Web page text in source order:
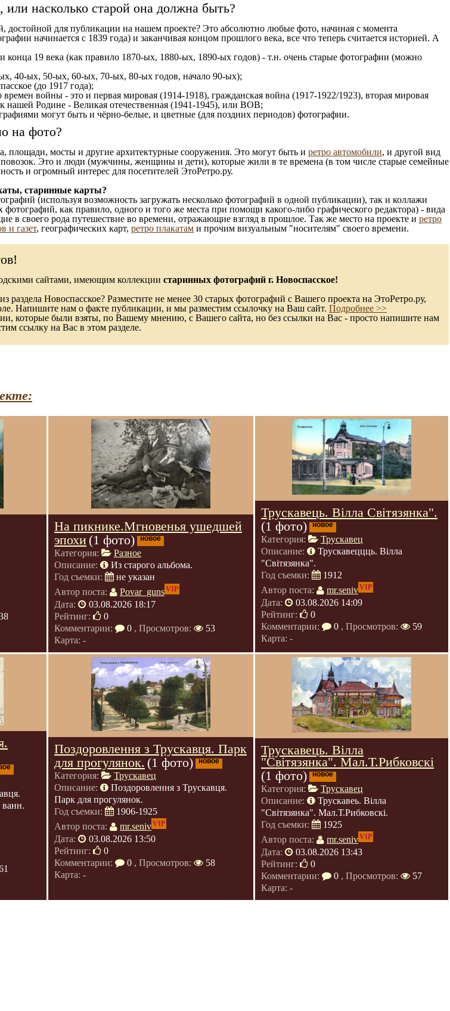
или насколько старой она должна быть?
достойной для публикации на нашем проекте? Это абсолютно любые фото, начиная c момента
начинается с 1839 года) и заканчивая концом прошлого века, все что теперь считается историей. А
конца 19 века (как правило 1870-ых, 1880-ых, 1890-ых годов) - т.н. очень старые фотографии (можно
40-ых, 50-ых, 60-ых, 70-ых, 80-ых годов, начало 90-ых);
(до 1917 года);
войны - это и первая мировая (1914-1918), гражданская война (1917-1922/1923), вторая мировая
нашей Родине - Великая отечественная (1941-1945), или ВОВ;
могут быть и чёрно-белые, и цветные (для поздних периодов) фотографии.
на фото?
площади, мосты и другие архитектурные сооружения. Это могут быть и ретро автомобили, и другой вид
Это и люди (мужчины, женщины и дети), которые жили в те времена (в том числе старые семейные
и огромный интерес для посетителей ЭтоРетро.ру.
старинные карты?
(используя возможность загружать несколько фотографий в одной публикации), так и коллажи
как правило, одного и того же места при помощи какого-либо графического редактора) - вида
в своего рода путешествие во времени, отражающие взгляд в прошлое. Так же место на проекте и ретро
и газет, географических карт, ретро плакатам и прочим визуальным "носителям" своего времени.
сайтами, имеющим коллекции старинных фотографий г. Новоспасское!
раздела Новоспасское? Разместите не менее 30 старых фотографий с Вашего проекта на ЭтоРетро.ру,
Напишите нам о факте публикации, и мы разместим ссылочку на Ваш сайт. Подробнее >>
которые были взяты, по Вашему мнению, с Вашего сайта, но без ссылки на Вас - просто напишите нам
ссылку на Вас в этом разделе.
На пикнике.Мгновенья ушедшей
эпохи (1 фото) новое
Категория:
Разное
Описание:
Из старого альбома.
Год съемки:
не указан
Автор поста:
Povar_gunsVIP
Дата:
03.08.2026 18:17
Рейтинг:
0
Комментарии:
0 , Просмотров:
53
Карта: -
Трускавець. Вілла Світязянка".
(1 фото)
новое
Категория:
Трускавец
Описание:
Трускавеццць. Вілла
"Світязянка".
Год съемки:
1912
Автор поста:
mr.senivVIP
Дата:
03.08.2026 14:09
Рейтинг:
0
Комментарии:
0 , Просмотров:
59
Карта: -
ванн.
Поздоровлення з Трускавця. Парк
для прогулянок. (1 фото) новое
Категория:
Трускавец
Описание:
Поздоровлення з Трускавця.
Парк для прогулянок.
Год съемки:
1906-1925
Автор поста:
mr.senivVIP
Дата:
03.08.2026 13:50
Рейтинг:
0
Комментарии:
0 , Просмотров:
58
Карта: -
Трускавець. Вілла
"Світязянка". Мал.Т.Рибковскі
(1 фото)
новое
Категория:
Трускавец
Описание:
Трускавеь. Вілла
"Світязянка". Мал.Т.Рибковскі.
Год съемки:
1925
Автор поста:
mr.senivVIP
Дата:
03.08.2026 13:43
Рейтинг:
0
Комментарии:
0 , Просмотров:
57
Карта: -